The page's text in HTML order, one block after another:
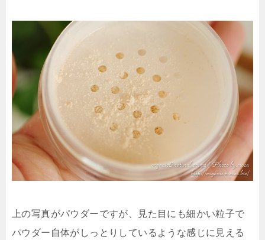
上の写真がパウダーですが、見た目にも細かい粒子で
パウダー自体がしっとりしているような感じに見える